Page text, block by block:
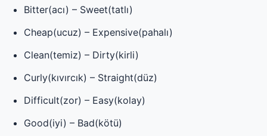
Bitter(acı) – Sweet(tatlı)
Cheap(ucuz) – Expensive(pahalı)
Clean(temiz) – Dirty(kirli)
Curly(kıvırcık) – Straight(düz)
Difficult(zor) – Easy(kolay)
Good(iyi) – Bad(kötü)